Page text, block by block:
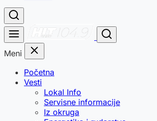
Meni
Početna
Vesti
Lokal Info
Servisne informacije
Iz okruga